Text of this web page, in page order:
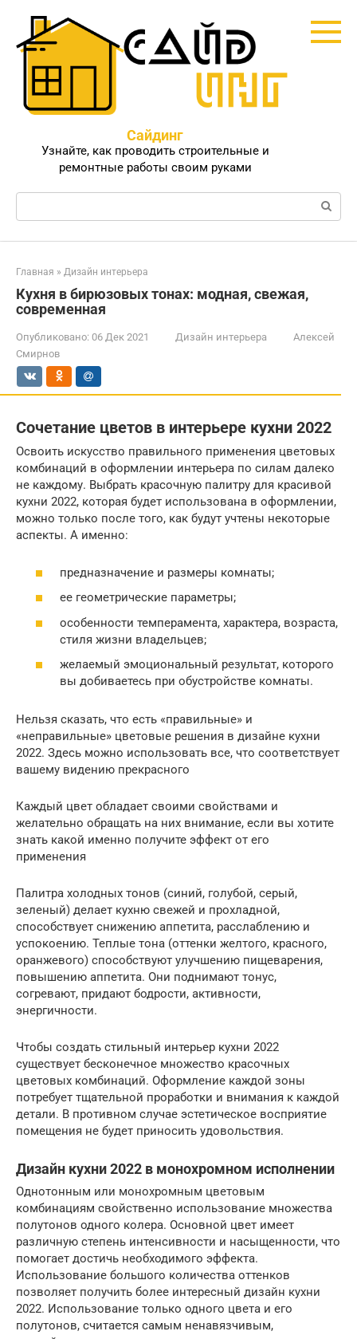
контенту
Сайдинг
Узнайте, как проводить строительные и
ремонтные работы своим руками
Поиск:
Главная » Дизайн интерьера
Кухня в бирюзовых тонах: модная, свежая,
современная
Опубликовано: 06 Дек 2021 Дизайн интерьера
Алексей
Смирнов
Сочетание цветов в интерьере кухни 2022
Освоить искусство правильного применения цветовых
комбинаций в оформлении интерьера по силам далеко
не каждому. Выбрать красочную палитру для красивой
кухни 2022, которая будет использована в оформлении,
можно только после того, как будут учтены некоторые
аспекты. А именно:
предназначение и размеры комнаты;
ее геометрические параметры;
особенности темперамента, характера, возраста,
стиля жизни владельцев;
желаемый эмоциональный результат, которого
вы добиваетесь при обустройстве комнаты.
Нельзя сказать, что есть «правильные» и
«неправильные» цветовые решения в дизайне кухни
2022. Здесь можно использовать все, что соответствует
вашему видению прекрасного
Каждый цвет обладает своими свойствами и
желательно обращать на них внимание, если вы хотите
знать какой именно получите эффект от его
применения
Палитра холодных тонов (синий, голубой, серый,
зеленый) делает кухню свежей и прохладной,
способствует снижению аппетита, расслаблению и
успокоению. Теплые тона (оттенки желтого, красного,
оранжевого) способствуют улучшению пищеварения,
повышению аппетита. Они поднимают тонус,
согревают, придают бодрости, активности,
энергичности.
Чтобы создать стильный интерьер кухни 2022
существует бесконечное множество красочных
цветовых комбинаций. Оформление каждой зоны
потребует тщательной проработки и внимания к каждой
детали. В противном случае эстетическое восприятие
помещения не будет приносить удовольствия.
Дизайн кухни 2022 в монохромном исполнении
Однотонным или монохромным цветовым
комбинациям свойственно использование множества
полутонов одного колера. Основной цвет имеет
различную степень интенсивности и насыщенности, что
помогает достичь необходимого эффекта.
Использование большого количества оттенков
позволяет получить более интересный дизайн кухни
2022. Использование только одного цвета и его
полутонов, считается самым ненавязчивым,